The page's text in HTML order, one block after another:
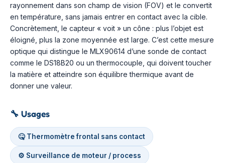
rayonnement dans son champ de vision (FOV) et le convertit
en température, sans jamais entrer en contact avec la cible.
Concrètement, le capteur « voit » un cône : plus l’objet est
éloigné, plus la zone moyennée est large. C’est cette mesure
optique qui distingue le MLX90614 d’une sonde de contact
comme le DS18B20 ou un thermocouple, qui doivent toucher
la matière et atteindre son équilibre thermique avant de
donner une valeur.
🔧 Usages
🤒 Thermomètre frontal sans contact
⚙️ Surveillance de moteur / process